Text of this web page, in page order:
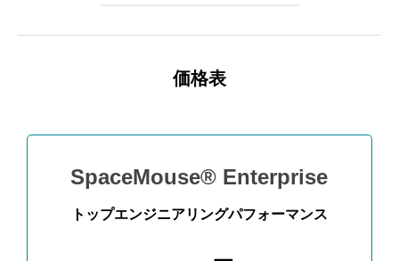
価格表
SpaceMouse® Enterprise
トップエンジニアリングパフォーマンス